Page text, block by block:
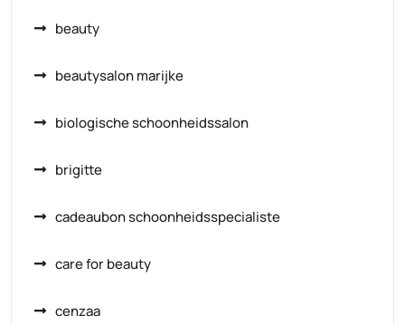
beauty
beautysalon marijke
biologische schoonheidssalon
brigitte
cadeaubon schoonheidsspecialiste
care for beauty
cenzaa